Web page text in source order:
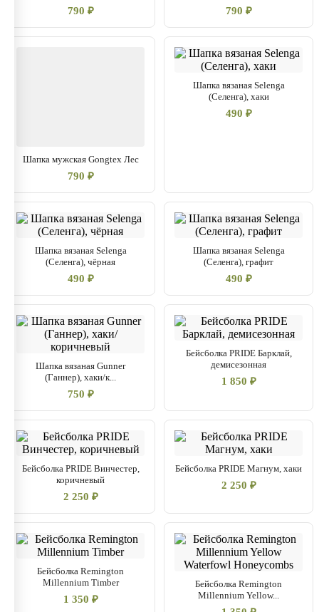
790 ₽ 790 ₽
Шапка мужская Gongtex Лес
790 ₽
Шапка вязаная Selenga
(Селенга), хаки
490 ₽
Шапка вязаная Selenga
(Селенга), чёрная
490 ₽
Шапка вязаная Selenga
(Селенга), графит
490 ₽
Шапка вязаная Gunner
(Ганнер), хаки/к...
750 ₽
Бейсболка PRIDE Барклай,
демисезонная
1 850 ₽
Бейсболка PRIDE Винчестер,
коричневый
2 250 ₽
Бейсболка PRIDE Магнум, хаки
2 250 ₽
Бейсболка Remington
Millennium Timber
1 350 ₽
Бейсболка Remington
Millennium Yellow...